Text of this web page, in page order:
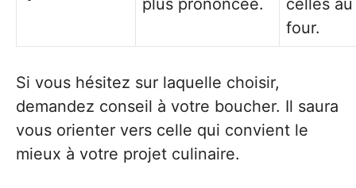
plus prononcée.
celles au
four.
Si vous hésitez sur laquelle choisir,
demandez conseil à votre boucher. Il saura
vous orienter vers celle qui convient le
mieux à votre projet culinaire.